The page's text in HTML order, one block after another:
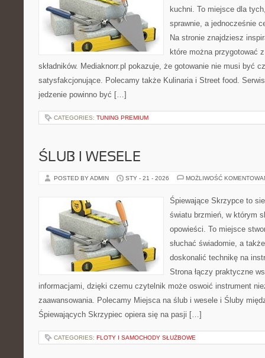
kuchni. To miejsce dla
sprawnie, a jednocześnie
Na stronie znajdziesz
które można przygotować
składników. Mediaknorr.pl pokazuje, że gotowanie nie musi być
satysfakcjonujące. Polecamy także Kulinaria i Street food.
jedzenie powinno być […]
CATEGORIES: TUNING PREMIUM
ŚLUB I WESELE
POSTED BY ADMIN STY - 21 - 2026 MOŻLIWOŚĆ
Śpiewające Skrzypce to
światu brzmień, w którym
opowieści. To miejsce
słuchać świadomie, a
doskonalić technikę na
Strona łączy praktyczne
informacjami, dzięki czemu czytelnik może oswoić instrument
zaawansowania. Polecamy Miejsca na ślub i wesele i Śluby
Śpiewających Skrzypiec opiera się na pasji […]
CATEGORIES: FLOTY I SAMOCHODY SŁUŻBOWE